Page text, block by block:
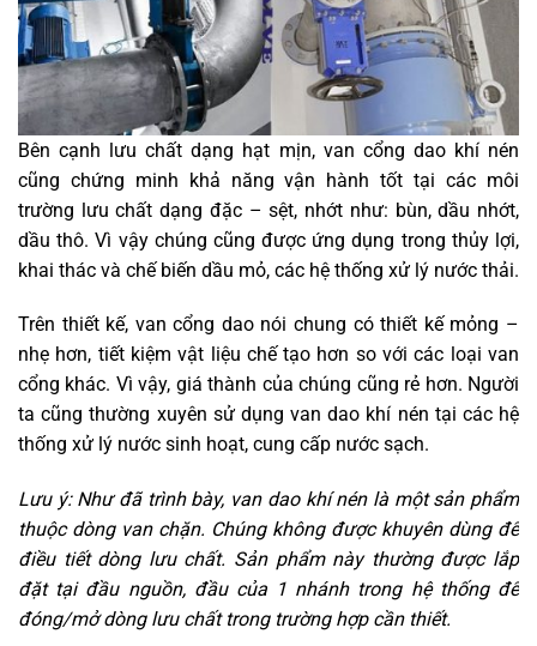
Bên cạnh lưu chất dạng hạt mịn, van cổng dao khí nén
cũng chứng minh khả năng vận hành tốt tại các môi
trường lưu chất dạng đặc – sệt, nhớt như: bùn, dầu nhớt,
dầu thô. Vì vậy chúng cũng được ứng dụng trong thủy lợi,
khai thác và chế biến dầu mỏ, các hệ thống xử lý nước thải.
Trên thiết kế, van cổng dao nói chung có thiết kế mỏng –
nhẹ hơn, tiết kiệm vật liệu chế tạo hơn so với các loại van
cổng khác. Vì vậy, giá thành của chúng cũng rẻ hơn. Người
ta cũng thường xuyên sử dụng van dao khí nén tại các hệ
thống xử lý nước sinh hoạt, cung cấp nước sạch.
Lưu ý: Như đã trình bày, van dao khí nén là một sản phẩm
thuộc dòng van chặn. Chúng không được khuyên dùng để
điều tiết dòng lưu chất. Sản phẩm này thường được lắp
đặt tại đầu nguồn, đầu của 1 nhánh trong hệ thống để
đóng/mở dòng lưu chất trong trường hợp cần thiết.